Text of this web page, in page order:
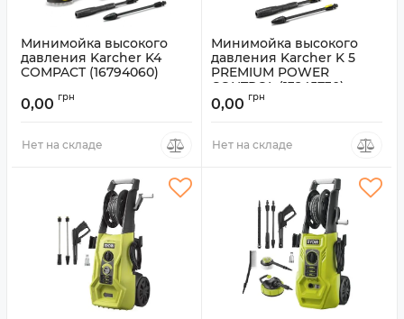
Минимойка высокого
давления Karcher K4
COMPACT (16794060)
0,00 грн
Нет на складе
Минимойка высокого
давления Karcher K 5
PREMIUM POWER
CONTROL (13245730)
Артикул: 1.324-573.0
0,00 грн
Нет на складе